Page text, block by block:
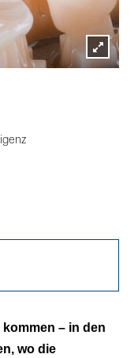
Lightbox
(DDM) als
– in den
wo die